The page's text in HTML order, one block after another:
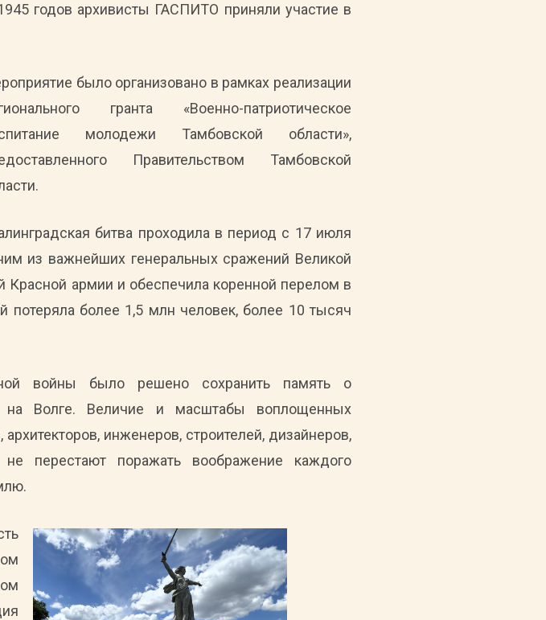
годов архивисты ГАСПИТО приняли участие в
было организовано в рамках реализации
гранта «Военно-патриотическое
молодежи Тамбовской области»,
Правительством Тамбовской
битва проходила в период с 17 июля
из важнейших генеральных сражений Великой
Красной армии и обеспечила коренной перелом в
потеряла более 1,5 млн человек, более 10 тысяч
войны было решено сохранить память о
на Волге. Величие и масштабы воплощенных
инженеров, строителей, дизайнеров,
перестают поражать воображение каждого